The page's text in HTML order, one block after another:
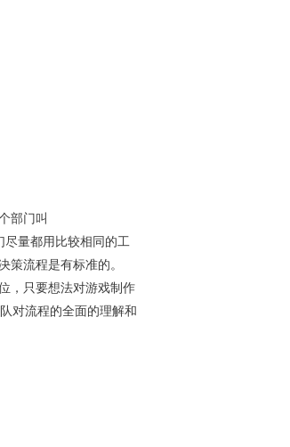
部门叫
尽量都用比较相同的工
策流程是有标准的。
，只要想法对游戏制作
对流程的全面的理解和